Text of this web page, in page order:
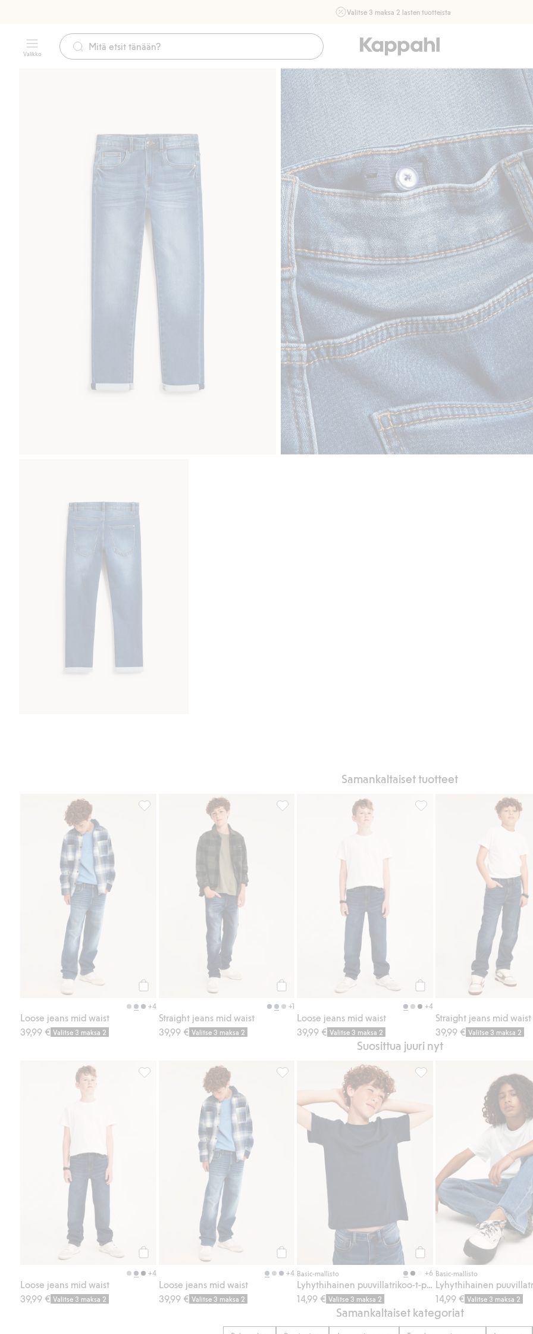
Valitse 3 maksa 2 lasten tuotteista
16.8. asti myymälässä ja verkossa. Ei voi yhdistää muihin
alennuksiin tai tarjouksiin.
Osta nyt
Valikko
Sujuva maksaminen Klarnalla Ilmaiset
Samankaltaiset tuotteet
+4
Loose jeans mid waist
39,99 € Valitse 3 maksa 2
Loose jeans mid waist, Lisää suosikkeihin
+1
Straight jeans mid waist
39,99 € Valitse 3 maksa 2
Straight jeans mid waist, Lisää suosikkeihin
+4
Loose jeans mid waist
39,99 € Valitse 3 maksa 2
Loose jeans mid waist, Lisää
Straight jeans mid waist
39,99 € Valitse 3 maksa 2
Suosittua juuri nyt
+4
Loose jeans mid waist
39,99 € Valitse 3 maksa 2
Loose jeans mid waist, Lisää suosikkeihin
+4
Loose jeans mid waist
39,99 € Valitse 3 maksa 2
Loose jeans mid waist, Lisää suosikkeihin
Basic-mallisto +6
Lyhythihainen puuvillatrikoo-t-paita
14,99 € Valitse 3 maksa 2
Lyhythihainen
Basic-mallisto
14,99 € Valitse 3 maksa 2
Samankaltaiset kategoriat